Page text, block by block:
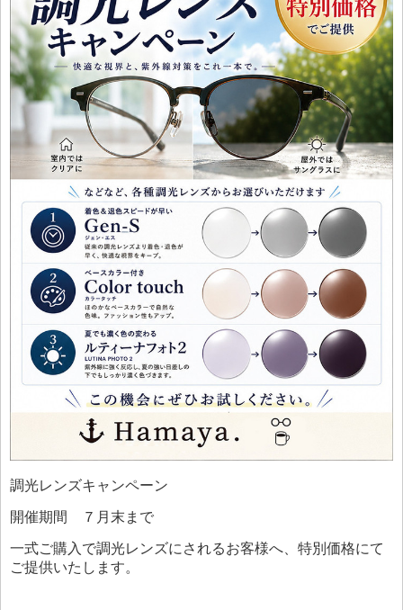
調光レンズキャンペーン
開催期間 ７月末まで
一式ご購入で調光レンズにされるお客様へ、特別価格にて
ご提供いたします。